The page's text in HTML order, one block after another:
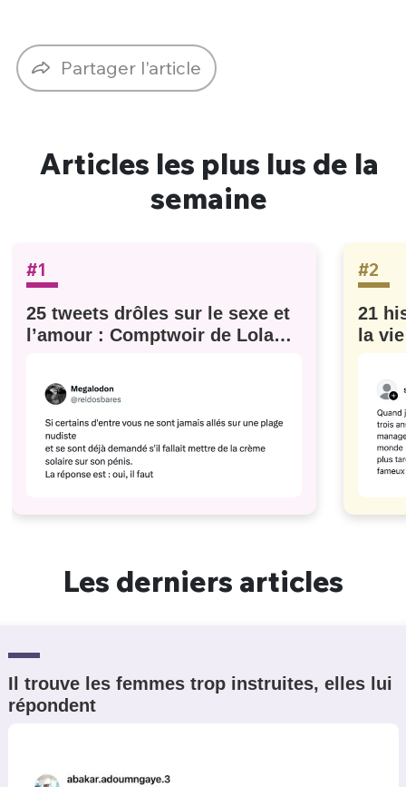
Partager l'article
Articles les plus lus de la
semaine
#1
25 tweets drôles sur le sexe et
l’amour : Comptwoir de Lola
#2
21
la
Les derniers articles
Il trouve les femmes trop instruites, elles lui
répondent